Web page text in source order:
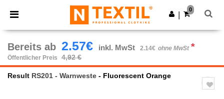
× Ntextil App
Bessere Preise in der App!
App holen
0
Bereits ab 2.57€ inkl. MwSt 2.14€ ohne MwSt *
Öffentlicher Preis 4,92 €
Result RS201 - Warnweste - Fluorescent Orange